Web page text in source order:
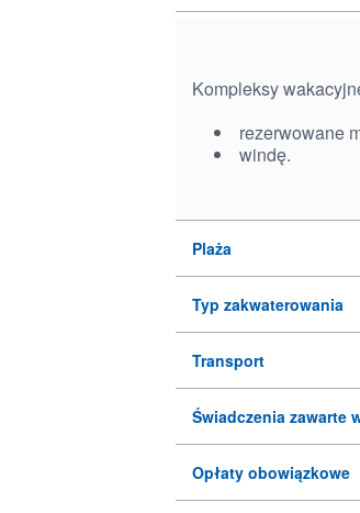
Kompleksy
rezerwowane
windę.
Plaża
Typ zakwaterowania
Transport
Świadczenia zawarte
Opłaty obowiązkowe